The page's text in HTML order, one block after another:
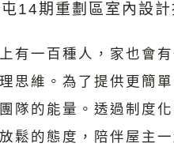
14期重劃區室內設計
有一百種人，家也會
思維。為了提供更簡
隊的能量。透過制度
鬆的態度，陪伴屋主一